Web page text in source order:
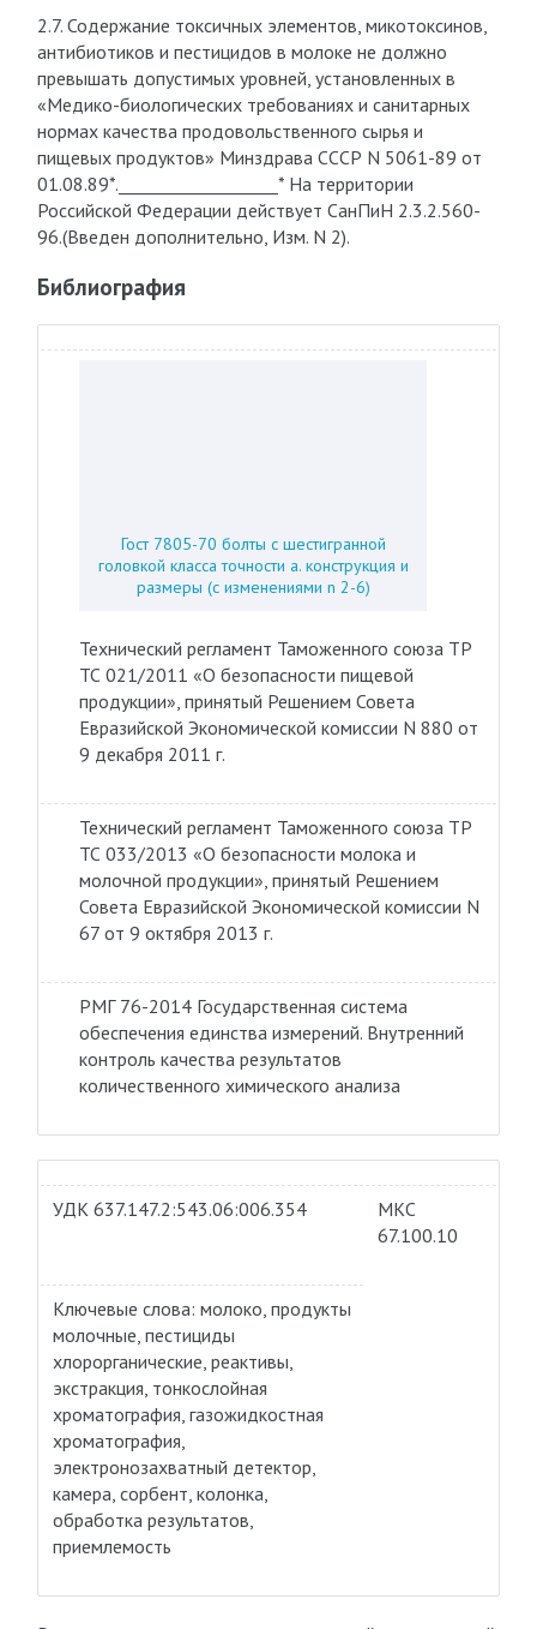
2.7. Содержание токсичных элементов, микотоксинов,
антибиотиков и пестицидов в молоке не должно
превышать допустимых уровней, установленных в
«Медико-биологических требованиях и санитарных
нормах качества продовольственного сырья и
пищевых продуктов» Минздрава СССР N 5061-89 от
01.08.89*.___________________* На территории
Российской Федерации действует СанПиН 2.3.2.560-
96.(Введен дополнительно, Изм. N 2).
Библиография
Гост 7805-70 болты с шестигранной
головкой класса точности а. конструкция и
размеры (с изменениями n 2-6)
Технический регламент Таможенного союза ТР
ТС 021/2011 «О безопасности пищевой
продукции», принятый Решением Совета
Евразийской Экономической комиссии N 880 от
9 декабря 2011 г.
Технический регламент Таможенного союза ТР
ТС 033/2013 «О безопасности молока и
молочной продукции», принятый Решением
Совета Евразийской Экономической комиссии N
67 от 9 октября 2013 г.
РМГ 76-2014 Государственная система
обеспечения единства измерений. Внутренний
контроль качества результатов
количественного химического анализа
УДК 637.147.2:543.06:006.354
МКС
67.100.10
Ключевые слова: молоко, продукты
молочные, пестициды
хлорорганические, реактивы,
экстракция, тонкослойная
хроматография, газожидкостная
хроматография,
электронозахватный детектор,
камера, сорбент, колонка,
обработка результатов,
приемлемость